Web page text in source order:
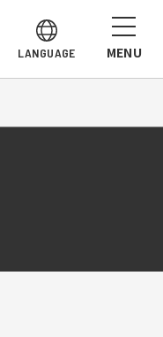
LANGUAGE MENU